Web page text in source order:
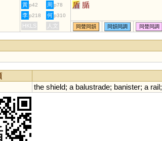
黃 p42 周 p78 盾 腯
李 p218 何 p310
HKLS 人文 同聲同韻 同韻同調 同聲同調
the shield; a balustrade; banister; a rail;